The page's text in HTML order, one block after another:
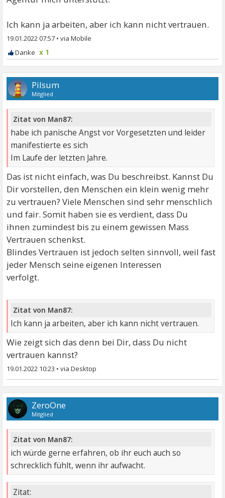
Ich kann ja arbeiten, aber ich kann nicht vertrauen.
19.01.2022 07:57 •
x 1
Pilsum
Mitglied
Zitat von Man87:
habe ich panische Angst vor Vorgesetzten und leider
manifestierte es sich
Im Laufe der letzten Jahre.
Das ist nicht einfach, was Du beschreibst. Kannst Du
Dir vorstellen, den Menschen ein klein wenig mehr
zu vertrauen? Viele Menschen sind sehr menschlich
und fair. Somit haben sie es verdient, dass Du
ihnen zumindest bis zu einem gewissen Mass
Vertrauen schenkst.
Blindes Vertrauen ist jedoch selten sinnvoll, weil fast
jeder Mensch seine eigenen Interessen
verfolgt.
Zitat von Man87:
Ich kann ja arbeiten, aber ich kann nicht vertrauen.
Wie zeigt sich das denn bei Dir, dass Du nicht
vertrauen kannst?
19.01.2022 10:23 •
ZeroOne
Mitglied
Zitat von Man87:
ich würde gerne erfahren, ob ihr euch auch so
schrecklich fühlt, wenn ihr aufwacht.
Zitat: